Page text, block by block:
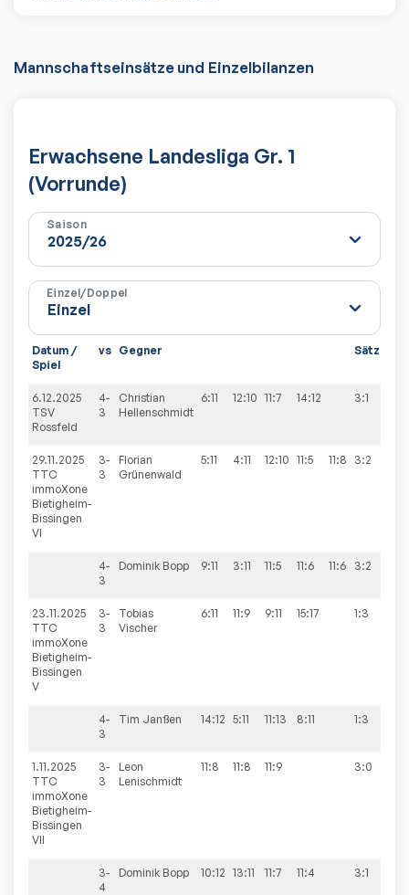
Mannschaftseinsätze und Einzelbilanzen
Erwachsene Landesliga Gr. 1
(Vorrunde)
Saison
Einzel/Doppel
Datum /
Spiel
vs Gegner Sätze
6.12.2025
TSV
Rossfeld
4-
3
Christian
Hellenschmidt
6:11 12:10 11:7 14:12 3:1
29.11.2025
TTC
immoXone
Bietigheim-
Bissingen
VI
3-
3
Florian
Grünenwald
5:11 4:11 12:10 11:5 11:8 3:2
4-
3
Dominik Bopp 9:11 3:11 11:5 11:6 11:6 3:2
23.11.2025
TTC
immoXone
Bietigheim-
Bissingen
V
3-
3
Tobias
Vischer
6:11 11:9 9:11 15:17 1:3
4-
3
Tim Janßen 14:12 5:11 11:13 8:11 1:3
1.11.2025
TTC
immoXone
Bietigheim-
Bissingen
VII
3-
3
Leon
Lenischmidt
11:8 11:8 11:9 3:0
3-
4
Dominik Bopp 10:12 13:11 11:7 11:4 3:1